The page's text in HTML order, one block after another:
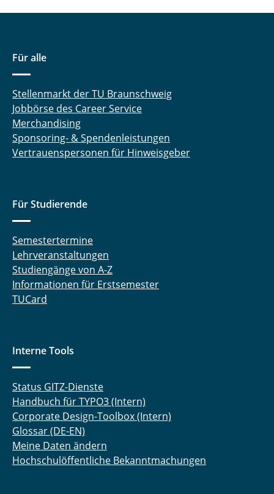
Für alle
Stellenmarkt der TU Braunschweig
Jobbörse des Career Service
Merchandising
Sponsoring- & Spendenleistungen
Vertrauenspersonen für Hinweisgeber
Für Studierende
Semestertermine
Lehrveranstaltungen
Studiengänge von A-Z
Informationen für Erstsemester
TUCard
Interne Tools
Status GITZ-Dienste
Handbuch für TYPO3 (Intern)
Corporate Design-Toolbox (Intern)
Glossar (DE-EN)
Meine Daten ändern
Hochschulöffentliche Bekanntmachungen